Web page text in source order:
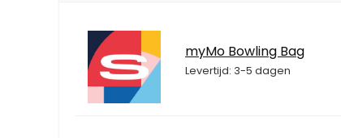
myMo Bowling Bag
Levertijd: 3-5 dagen